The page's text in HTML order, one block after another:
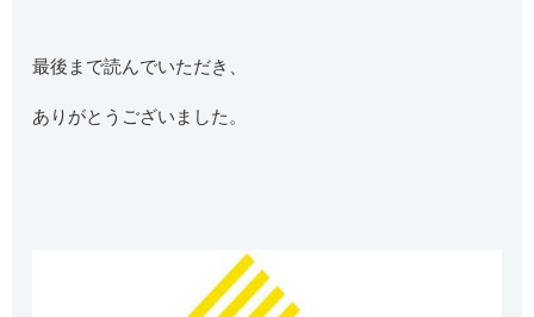
最後まで読んでいただき、
ありがとうございました。